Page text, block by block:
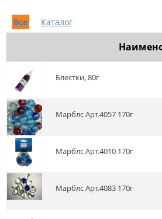
Все Каталог
Блестки, 80г
марблс Арт.4057 170г
марблс Арт.4010 170г
марблс Арт.4083 170г